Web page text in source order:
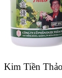
Kim Tiền Thảo